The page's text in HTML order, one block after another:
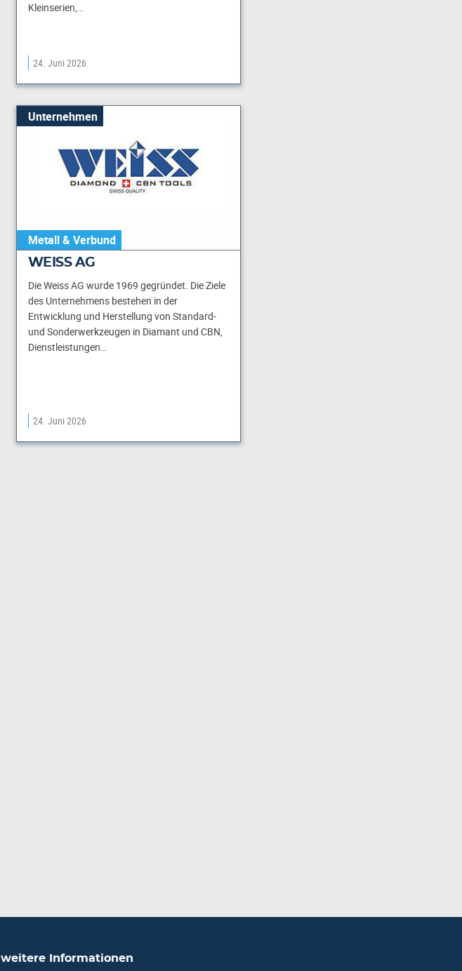
Kleinserien,…
24. Juni 2026
Unternehmen
Metall & Verbund
WEISS AG
Die Weiss AG wurde 1969 gegründet. Die Ziele
des Unternehmens bestehen in der
Entwicklung und Herstellung von Standard-
und Sonderwerkzeugen in Diamant und CBN,
Dienstleistungen…
24. Juni 2026
weitere Informationen